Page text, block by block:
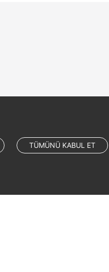
TÜMÜNÜ KABUL ET